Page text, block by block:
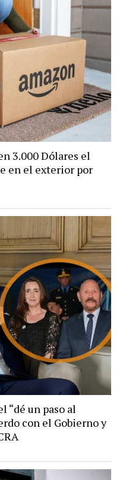
3.000 Dólares el
en el exterior por
un paso al
con el Gobierno y